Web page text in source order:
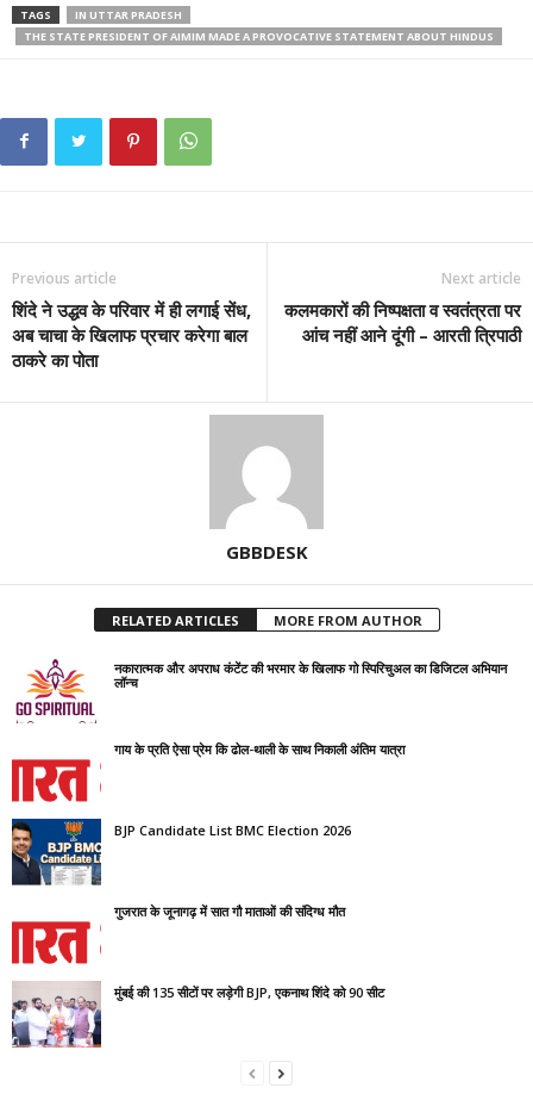
TAGS
IN UTTAR PRADESH
THE STATE PRESIDENT OF AIMIM MADE A PROVOCATIVE STATEMENT ABOUT HINDUS
Previous article
शिंदे ने उद्धव के परिवार में ही लगाई सेंध,
अब चाचा के खिलाफ प्रचार करेगा बाल
ठाकरे का पोता
Next article
कलमकारों की निष्पक्षता व स्वतंत्रता पर
आंच नहीं आने दूंगी – आरती त्रिपाठी
GBBDESK
RELATED ARTICLES MORE FROM AUTHOR
नकारात्मक और अपराध कंटेंट की भरमार के खिलाफ गो स्पिरिचुअल का डिजिटल अभियान
लॉन्च
गाय के प्रति ऐसा प्रेम कि ढोल-थाली के साथ निकाली अंतिम यात्रा
BJP Candidate List BMC Election 2026
गुजरात के जूनागढ़ में सात गौ माताओं की संदिग्ध मौत
मुंबई की 135 सीटों पर लड़ेगी BJP, एकनाथ शिंदे को 90 सीट